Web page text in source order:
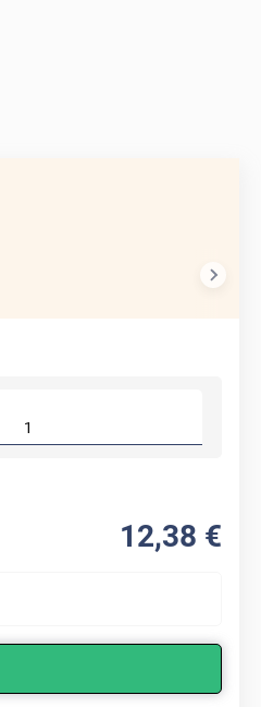
12,38 €